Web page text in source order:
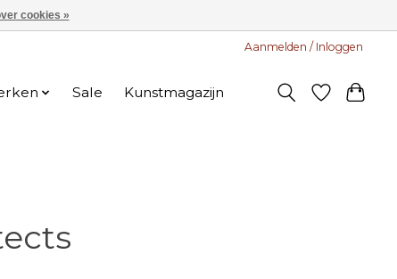
Aanmelden / Inloggen
Sale Kunstmagazijn
cookies »